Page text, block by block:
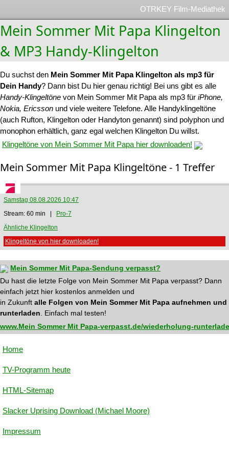
OTRKEY Film-Mediathek
Mein Sommer Mit Papa Klingelton
& MP3 Handy-Klingelton
Du suchst den Mein Sommer Mit Papa Klingelton als mp3 für
Dein Handy? Dann bist Du hier genau richtig! Bei uns gibt es alle
Handy-Klingeltöne von Mein Sommer Mit Papa als mp3 für iPhone,
Nokia, Ericsson und viele weitere Telefone. Alle Handyklingeltöne
(auch Rufton, Klingelton oder Handyton genannt) sind polyphon und
monophon erhältlich, ganz egal welchen Klingelton Du willst.
Klingeltöne von Mein Sommer Mit Papa hier downloaden!
Mein Sommer Mit Papa Klingeltöne - 1 Treffer
Samstag 08.08.2026 10:47
Stream: 60 min |
Pro-7
Ähnliche Klingelton
Klingeltöne von hier downloaden!
Mein Sommer Mit Papa-Sendung verpasst?
Du hast die letzte Folge von Mein Sommer Mit Papa verpasst? Dann
einfach jetzt hier kostenlos anmelden und
in Zukunft alle Folgen von Mein Sommer Mit Papa aufnehmen und
runterladen . Einfach mal testen!
www.Mein Sommer Mit Papa-verpasst.de/wiederholung-
Home
TV-Programm heute
HTML-Sitemap
Slacker Uprising Download (Michael Moore)
Impressum